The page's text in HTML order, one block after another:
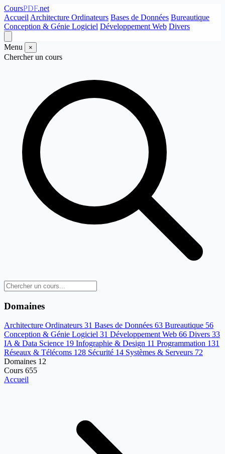
CoursPDF.net
Accueil Architecture Ordinateurs Bases de Données Bureautique
Conception & Génie Logiciel Développement Web Divers
Menu ×
Chercher un cours
Domaines
Architecture Ordinateurs 31 Bases de Données 63 Bureautique 56
Conception & Génie Logiciel 31 Développement Web 66 Divers 33
IA & Data Science 19 Infographie & Design 11 Programmation 131
Réseaux & Télécoms 128 Sécurité 14 Systèmes & Serveurs 72
Domaines 12
Cours 655
Accueil